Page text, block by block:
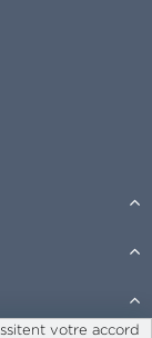
votre accord